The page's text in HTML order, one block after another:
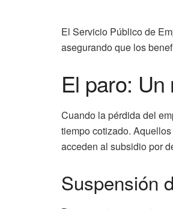
El Servicio Público de
asegurando que los
El paro:
Cuando la pérdida del
tiempo cotizado.
acceden al subsidio por
Suspensión